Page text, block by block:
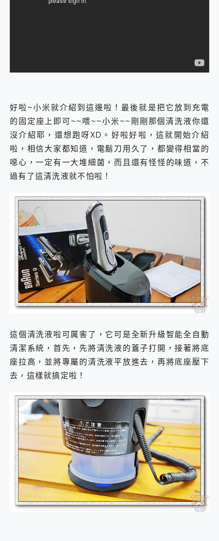
好啦~小米就介紹到這邊啦！最後就是把它放到充電
的固定座上即可~~喂~~小米~~剛剛那個清洗液你還
沒介紹耶，還想跑呀XD。好啦好啦，這就開始介紹
啦，相信大家都知道，電鬍刀用久了，都變得相當的
噁心，一定有一大堆細菌，而且還有怪怪的味道，不
過有了這清洗液就不怕啦！
這個清洗液啦可厲害了，它可是全新升級智能全自動
清潔系統，首先，先將清洗液的蓋子打開，接著將底
座拉高，並將專屬的清洗液平放進去，再將底座壓下
去，這樣就搞定啦！